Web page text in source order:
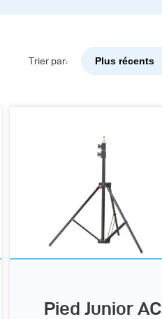
Trier par: Plus récents
Plus récents
Z-A
Pied Junior AC